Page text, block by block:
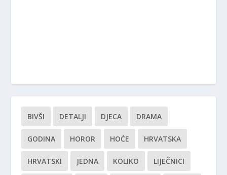
BIVŠI DETALJI DJECA DRAMA
GODINA HOROR HOĆE HRVATSKA
HRVATSKI JEDNA KOLIKO LIJEČNICI